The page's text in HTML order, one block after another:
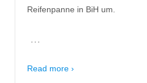
Reifenpanne in BiH um.
…
Read more ›